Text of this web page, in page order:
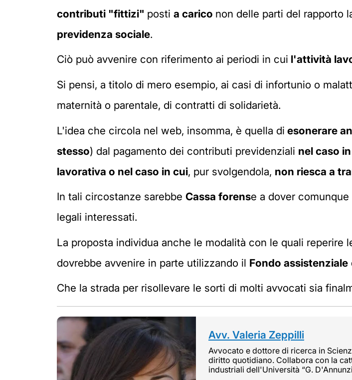
contributi "fittizi" posti a carico non delle parti del rapporto
previdenza sociale.
Ciò può avvenire con riferimento ai periodi in cui l'attività
Si pensi, a titolo di mero esempio, ai casi di infortunio o
maternità o parentale, di contratti di solidarietà.
L'idea che circola nel web, insomma, è quella di esonerare
stesso) dal pagamento dei contributi previdenziali nel caso
lavorativa o nel caso in cui, pur svolgendola, non riesca a
In tali circostanze sarebbe Cassa forense a dover comunque
legali interessati.
La proposta individua anche le modalità con le quali reperire
dovrebbe avvenire in parte utilizzando il Fondo assistenziale
Che la strada per risollevare le sorti di molti avvocati sia
Avv. Valeria Zeppilli
Avvocato e dottore di ricerca in
diritto quotidiano. Collabora con la
industriali dell'Università “G.